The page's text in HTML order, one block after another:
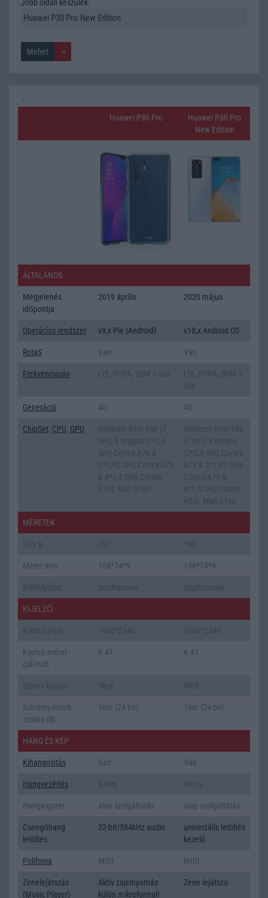
Jobb oldali készülék:
Huawei P30 Pro
Huawei P30 Pro
New Edition
ÁLTALÁNOS
Megjelenés
időpontja
2019 április 2020 május
Operációs rendszer v9,x Pie (Android) v10,x Android OS
RotaS Van Van
Frekvenciasáv
Generáció 4G 4G
ChipSet CPU GPU
MÉRETEK
Méret mm 158*74*9 158*74*9
KIJELZŐ
Kijelző méret -
col/inch
6.47 6.47
Színárnyalatok
száma db
16m (24 bit) 16m (24 bit)
HANG ÉS KÉP
Kihangositás Van Van
Hangvezérlés
Hangjegyzet alap szolgáltatás alap szolgáltatás
Csengőhang
letöltés
32-bit/384kHz audio
univerzális letöltés
kezelõ
Polifonia MIDI MIDI
Zenelejátszás
(Music Player)
Aktív zajelnyomás
külön mikrofonnal!
Zene lejátszó